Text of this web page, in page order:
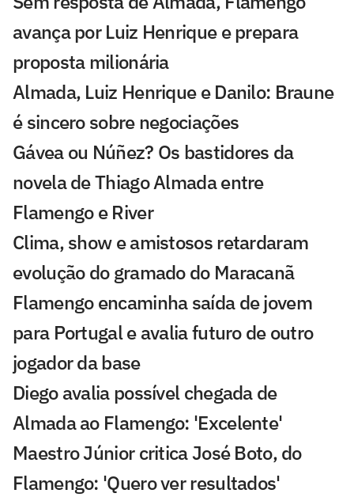
avança por Luiz Henrique e prepara
proposta milionária
Almada, Luiz Henrique e Danilo: Braune
é sincero sobre negociações
Gávea ou Núñez? Os bastidores da
novela de Thiago Almada entre
Flamengo e River
Clima, show e amistosos retardaram
evolução do gramado do Maracanã
Flamengo encaminha saída de jovem
para Portugal e avalia futuro de outro
jogador da base
Diego avalia possível chegada de
Almada ao Flamengo: 'Excelente'
Maestro Júnior critica José Boto, do
Flamengo: 'Quero ver resultados'